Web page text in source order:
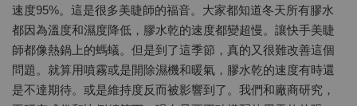
速度95%。這是很多美睫師的福音。大家都知道冬天所有膠水
都因為溫度和濕度降低，膠水乾的速度都變超慢。讓快手美睫
師都像熱鍋上的螞蟻。但是到了這季節，真的又很難改善這個
問題。就算用噴霧或是開除濕機和暖氣，膠水乾的速度有時還
是不達期待。或是維持度反而被影響到了。我們和廠商研究，